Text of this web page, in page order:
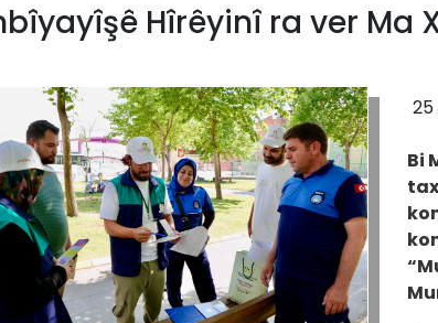
Hîrêyinî ra ver Ma
Bi